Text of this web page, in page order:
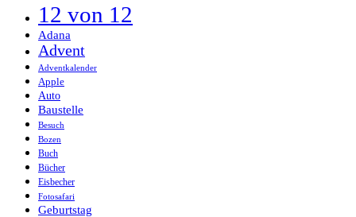
12 von 12
Adana
Advent
Adventkalender
Apple
Auto
Baustelle
Besuch
Bozen
Buch
Bücher
Eisbecher
Fotosafari
Geburtstag